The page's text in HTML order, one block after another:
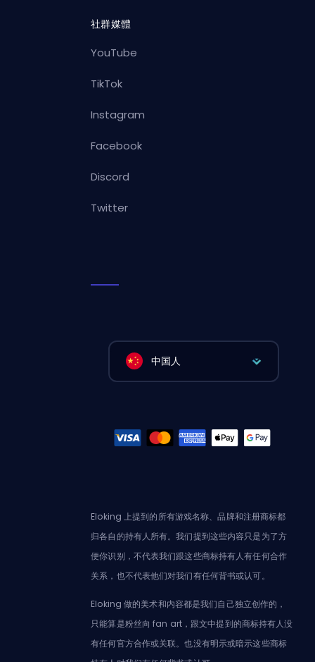
社群媒體
YouTube
TikTok
Instagram
Facebook
Discord
Twitter
中国人
Eloking 上提到的所有游戏名称、品牌和注册商标都
归各自的持有人所有。我们提到这些内容只是为了方
便你识别，不代表我们跟这些商标持有人有任何合作
关系，也不代表他们对我们有任何背书或认可。
Eloking 做的美术和内容都是我们自己独立创作的，
只能算是粉丝向 fan art，跟文中提到的商标持有人没
有任何官方合作或关联。也没有明示或暗示这些商标